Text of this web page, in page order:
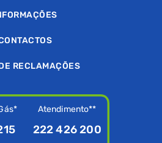
RECLAMAÇÕES
Atendimento**
222 426 200